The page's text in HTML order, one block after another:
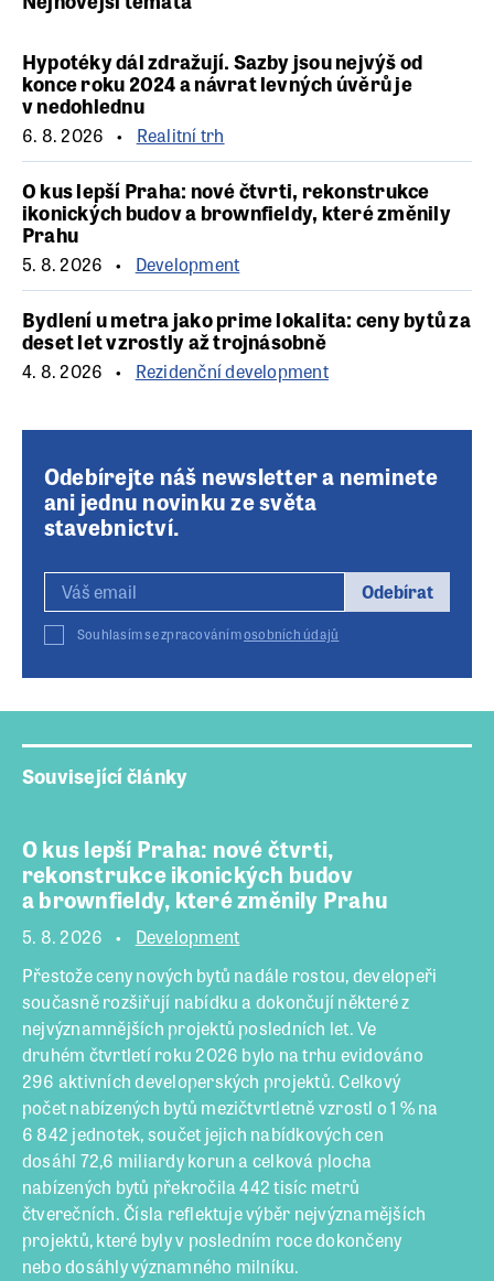
Hypotéky dál zdražují. Sazby jsou nejvýš od
konce roku 2024 a návrat levných úvěrů je
v nedohlednu
6. 8. 2026 Realitní trh
O kus lepší Praha: nové čtvrti, rekonstrukce
ikonických budov a brownfieldy, které změnily
Prahu
5. 8. 2026 Development
Bydlení u metra jako prime lokalita: ceny bytů za
deset let vzrostly až trojnásobně
4. 8. 2026 Rezidenční development
Odebírejte náš newsletter a neminete
ani jednu novinku ze světa
stavebnictví.
Odebírat
Souhlasím se zpracovánímosobních údajů
Související články
O kus lepší Praha: nové čtvrti,
rekonstrukce ikonických budov
a brownfieldy, které změnily Prahu
5. 8. 2026
Development
Přestože ceny nových bytů nadále rostou, developeři
současně rozšiřují nabídku a dokončují některé z
nejvýznamnějších projektů posledních let. Ve
druhém čtvrtletí roku 2026 bylo na trhu evidováno
296 aktivních developerských projektů. Celkový
počet nabízených bytů mezičtvrtletně vzrostl o 1 % na
6 842 jednotek, součet jejich nabídkových cen
dosáhl 72,6 miliardy korun a celková plocha
nabízených bytů překročila 442 tisíc metrů
čtverečních. Čísla reflektuje výběr nejvýznamějších
projektů, které byly v posledním roce dokončeny
nebo dosáhly významného milníku.